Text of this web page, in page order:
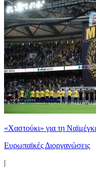
«Χαστούκι» για τη
Ευρωπαϊκές Διοργανώσεις
|